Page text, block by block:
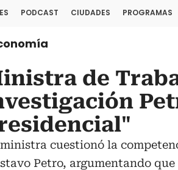
PODCAST CIUDADES PROGRAMAS
de
cuestionó la
Petro, argumentando